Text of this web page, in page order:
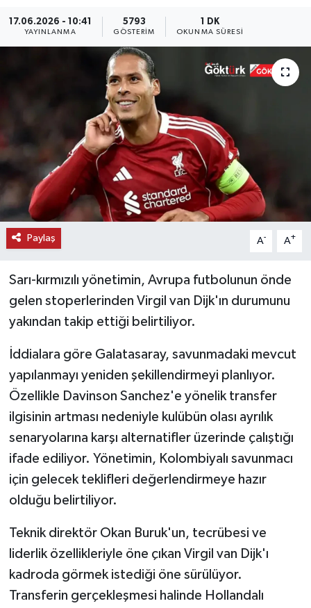
17.06.2026 - 10:41
YAYINLANMA
5793
GÖSTERIM
1 DK
OKUNMA SÜRESI
Paylaş A- A+
Sarı-kırmızılı yönetimin, Avrupa futbolunun önde
gelen stoperlerinden Virgil van Dijk'ın durumunu
yakından takip ettiği belirtiliyor.
İddialara göre Galatasaray, savunmadaki mevcut
yapılanmayı yeniden şekillendirmeyi planlıyor.
Özellikle Davinson Sanchez'e yönelik transfer
ilgisinin artması nedeniyle kulübün olası ayrılık
senaryolarına karşı alternatifler üzerinde çalıştığı
ifade ediliyor. Yönetimin, Kolombiyalı savunmacı
için gelecek teklifleri değerlendirmeye hazır
olduğu belirtiliyor.
Teknik direktör Okan Buruk'un, tecrübesi ve
liderlik özellikleriyle öne çıkan Virgil van Dijk'ı
kadroda görmek istediği öne sürülüyor.
Transferin gerçekleşmesi halinde Hollandalı
KEMERBURGAZ
KÜLTÜR - SANAT
MAGAZİN
ÖZEL HABER
SAĞLIK
SPOR
TİCARET